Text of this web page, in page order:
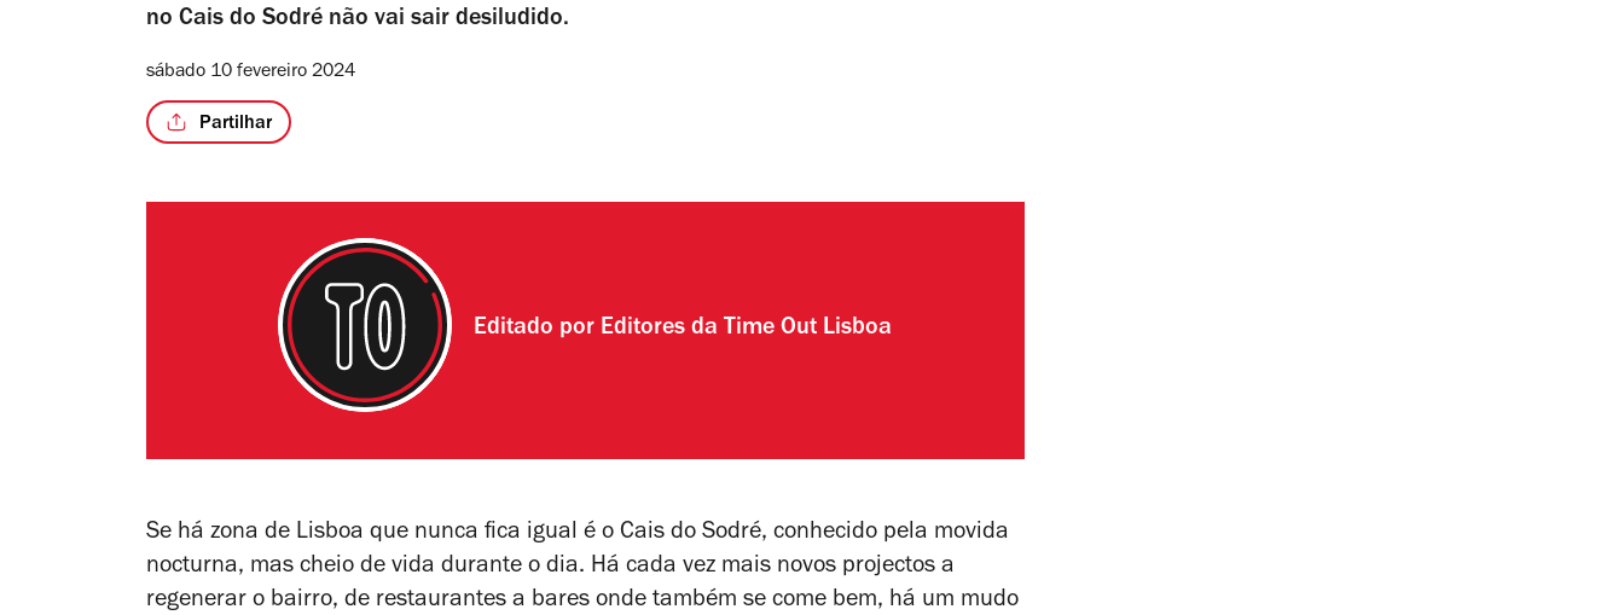
no Cais do Sodré não vai sair desiludido.
sábado 10 fevereiro 2024
Partilhar
Editado por Editores da Time Out Lisboa
Se há zona de Lisboa que nunca fica igual é o Cais do Sodré, conhecido pela movida
nocturna, mas cheio de vida durante o dia. Há cada vez mais novos projectos a
regenerar o bairro, de restaurantes a bares onde também se come bem, há um mudo